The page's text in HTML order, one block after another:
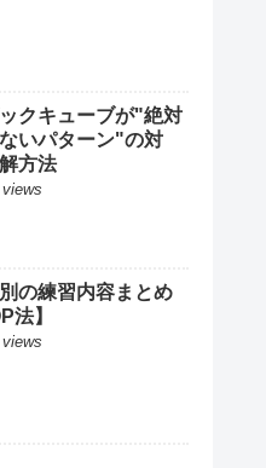
クキューブが"絶対
いパターン"の対
方法
の練習内容まとめ
法】
views